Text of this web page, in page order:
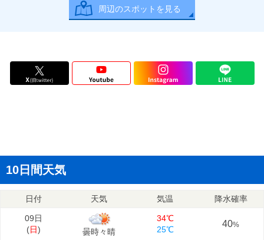
周辺のスポットを見る
10日間天気
日付 天気 気温 降水確率
09日
(日) 曇時々晴
34℃
25℃
40%